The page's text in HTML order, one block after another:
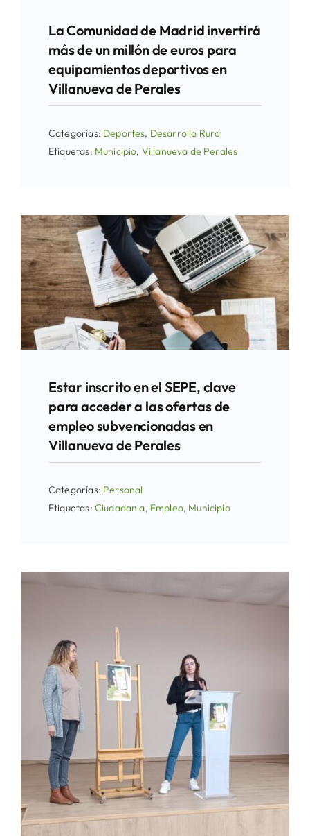
La Comunidad de Madrid invertirá
más de un millón de euros para
equipamientos deportivos en
Villanueva de Perales
Categorías: Deportes, Desarrollo Rural
Etiquetas: Municipio, Villanueva de Perales
Estar inscrito en el SEPE, clave
para acceder a las ofertas de
empleo subvencionadas en
Villanueva de Perales
Categorías: Personal
Etiquetas: Ciudadania, Empleo, Municipio